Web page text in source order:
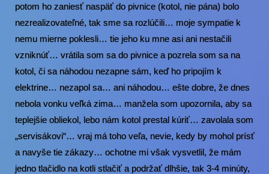
potom ho zaniesť naspäť do pivnice (kotol, nie pána) bolo
nezrealizovateľné, tak sme sa rozlúčili… moje sympatie k
nemu mierne poklesli… tie jeho ku mne asi ani nestačili
vzniknúť… vrátila som sa do pivnice a pozrela som sa na
kotol, či sa náhodou nezapne sám, keď ho pripojím k
elektrine… nezapol sa… ani náhodou… ešte dobre, že dnes
nebola vonku veľká zima… manžela som upozornila, aby sa
teplejšie obliekol, lebo nám kotol prestal kúriť… zavolala som
„servisákovi“… vraj má toho veľa, nevie, kedy by mohol prísť
a navyše tie zákazy… ochotne mi však vysvetlil, že mám
jedno tlačidlo na kotli stlačiť a podržať dlhšie, tak 3-4 minúty,